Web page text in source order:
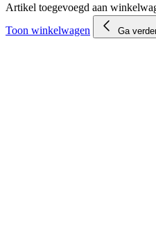
Artikel toegevoegd aan
Toon winkelwagen Ga